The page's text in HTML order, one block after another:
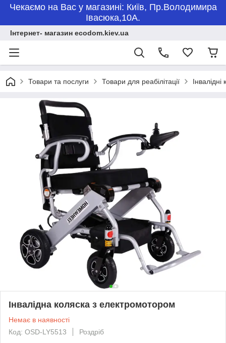
Чекаємо на Вас у магазині: Київ, Пр.Володимира
Івасюка,10А.
Інтернет- магазин ecodom.kiev.ua
Товари та послуги Товари для реабілітації Інвалідні
Інвалідна коляска з електромотором
Немає в наявності
Код: OSD-LY5513
Роздріб